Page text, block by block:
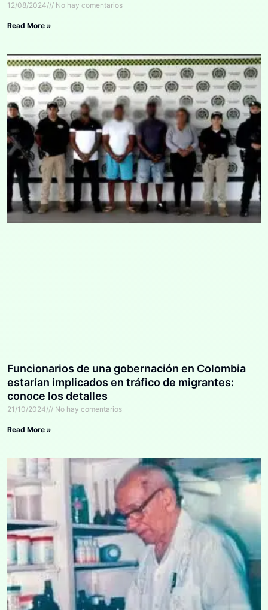
12/08/2024 No hay comentarios
Read More »
Funcionarios de una gobernación en Colombia
estarían implicados en tráfico de migrantes:
conoce los detalles
21/10/2024 No hay comentarios
Read More »